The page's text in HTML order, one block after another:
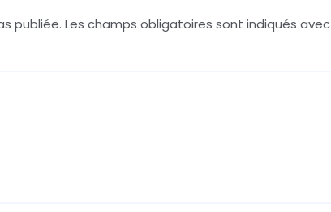
publiée. Les champs obligatoires sont indiqués avec